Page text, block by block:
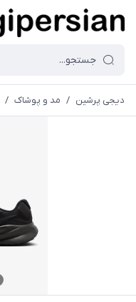
دیجی پرشین / مد و پوشاک /